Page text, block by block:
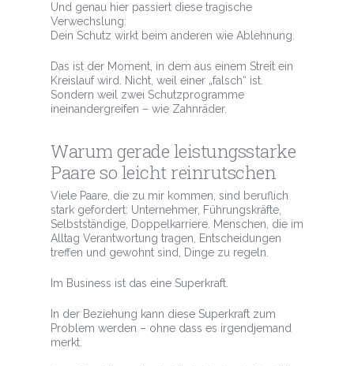
Und genau hier passiert diese tragische
Verwechslung:
Dein Schutz wirkt beim anderen wie Ablehnung.
Das ist der Moment, in dem aus einem Streit ein
Kreislauf wird. Nicht, weil einer „falsch“ ist.
Sondern weil zwei Schutzprogramme
ineinandergreifen – wie Zahnräder.
Warum gerade leistungsstarke
Paare so leicht reinrutschen
Viele Paare, die zu mir kommen, sind beruflich
stark gefordert: Unternehmer, Führungskräfte,
Selbstständige, Doppelkarriere. Menschen, die im
Alltag Verantwortung tragen, Entscheidungen
treffen und gewohnt sind, Dinge zu regeln.
Im Business ist das eine Superkraft.
In der Beziehung kann diese Superkraft zum
Problem werden – ohne dass es irgendjemand
merkt.